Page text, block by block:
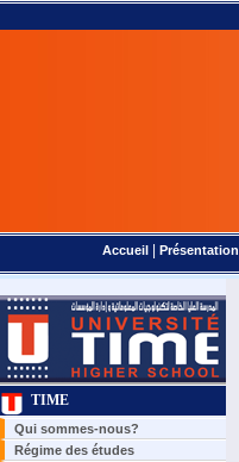
Accueil Présentation
TIME
Qui sommes-nous?
Régime des études